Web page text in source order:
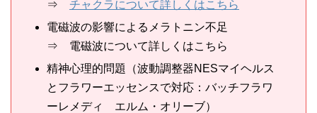
⇒ チャクラについて詳しくはこちら
電磁波の影響によるメラトニン不足
⇒ 電磁波について詳しくはこちら
精神心理的問題（波動調整器NESマイヘルス
とフラワーエッセンスで対応：バッチフラワ
ーレメディ エルム・オリーブ）